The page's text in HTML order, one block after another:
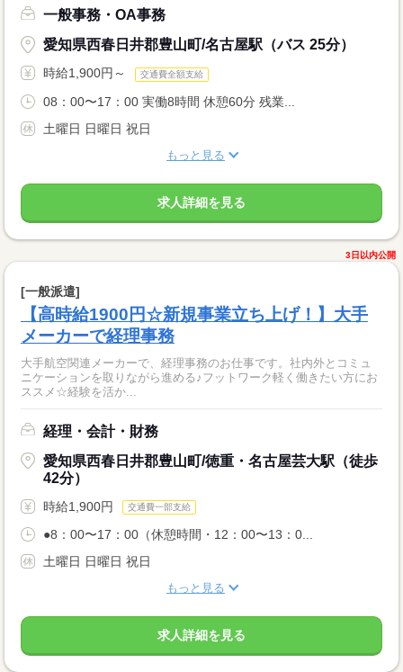
一般事務・OA事務
愛知県西春日井郡豊山町/名古屋駅（バス 25分）
時給1,900円～ 交通費全額支給
08：00〜17：00 実働8時間 休憩60分 残業...
土曜日 日曜日 祝日
もっと見る
求人詳細を見る
3日以内公開
[一般派遣]
【高時給1900円☆新規事業立ち上げ！】大手
メーカーで経理事務
大手航空関連メーカーで、経理事務のお仕事です。社内外とコミュ
ニケーションを取りながら進める♪フットワーク軽く働きたい方にお
ススメ☆経験を活か...
経理・会計・財務
愛知県西春日井郡豊山町/徳重・名古屋芸大駅（徒歩
42分）
時給1,900円 交通費一部支給
●8：00〜17：00（休憩時間・12：00〜13：0...
土曜日 日曜日 祝日
もっと見る
求人詳細を見る